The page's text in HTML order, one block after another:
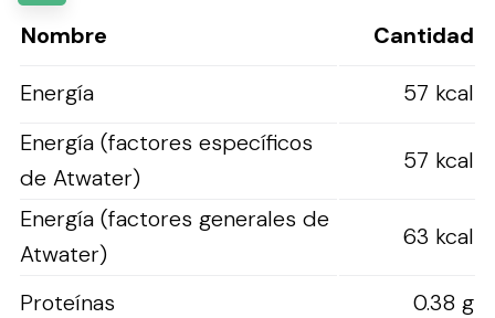
Nombre
Cantidad
Energía
57 kcal
Energía (factores específicos
de Atwater)
57 kcal
Energía (factores generales de
Atwater)
63 kcal
Proteínas
0.38 g